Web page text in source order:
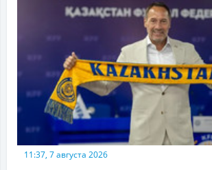
11:37, 7 августа 2026